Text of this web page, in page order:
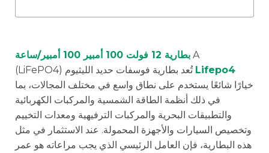
A
بطارية 12 فولت 100 أمبير 100 أمبير/ساعة
Lifepo4
تُعد بطارية فوسفات حديد الليثيوم (LiFePO4)
خيارًا شائعًا يستخدم على نطاق واسع في مختلف المجالات، بما
في ذلك أنظمة الطاقة الشمسية والمركبات الكهربائية
والتطبيقات البحرية والمركبات الترفيهية ومعدات التخييم
وتخصيص السيارات والأجهزة المحمولة. عند الاستثمار في مثل
هذه البطارية، فإن العامل الرئيسي الذي يجب مراعاته هو عمر